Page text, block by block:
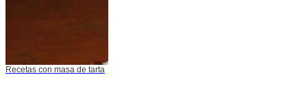
Recetas con masa de tarta